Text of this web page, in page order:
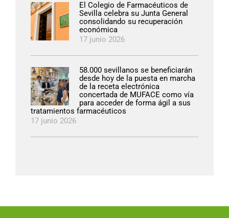
El Colegio de Farmacéuticos de
Sevilla celebra su Junta General
consolidando su recuperación
económica
17 junio 2026
58.000 sevillanos se beneficiarán
desde hoy de la puesta en marcha
de la receta electrónica
concertada de MUFACE como vía
para acceder de forma ágil a sus
tratamientos farmacéuticos
17 junio 2026